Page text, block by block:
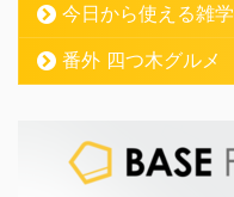
今日から使える雑学
番外 四つ木グルメ